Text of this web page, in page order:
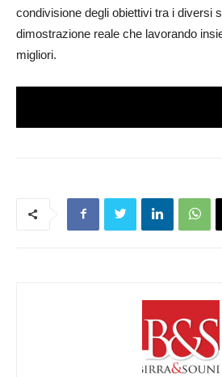
condivisione degli obiettivi tra i diversi
dimostrazione reale che lavorando
migliori.